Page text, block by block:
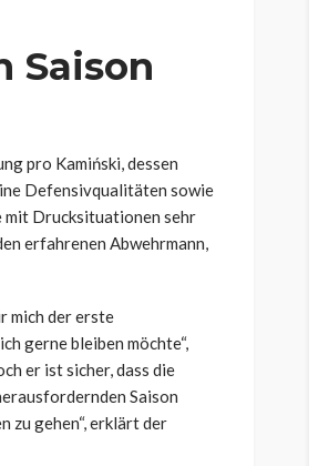
Saison
pro Kamiński, dessen
Defensivqualitäten sowie
mit Drucksituationen sehr
erfahrenen Abwehrmann,
mich der erste
gerne bleiben möchte“,
er ist sicher, dass die
Saison
zu gehen“, erklärt der